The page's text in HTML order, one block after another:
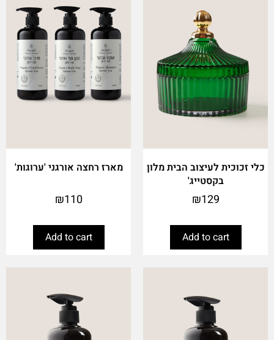
כלי זכוכית לעיצוב הבית מלון
בקסטייג'
₪129
Add to cart
מארז רחצה אורגני 'ערוגות'
₪110
Add to cart